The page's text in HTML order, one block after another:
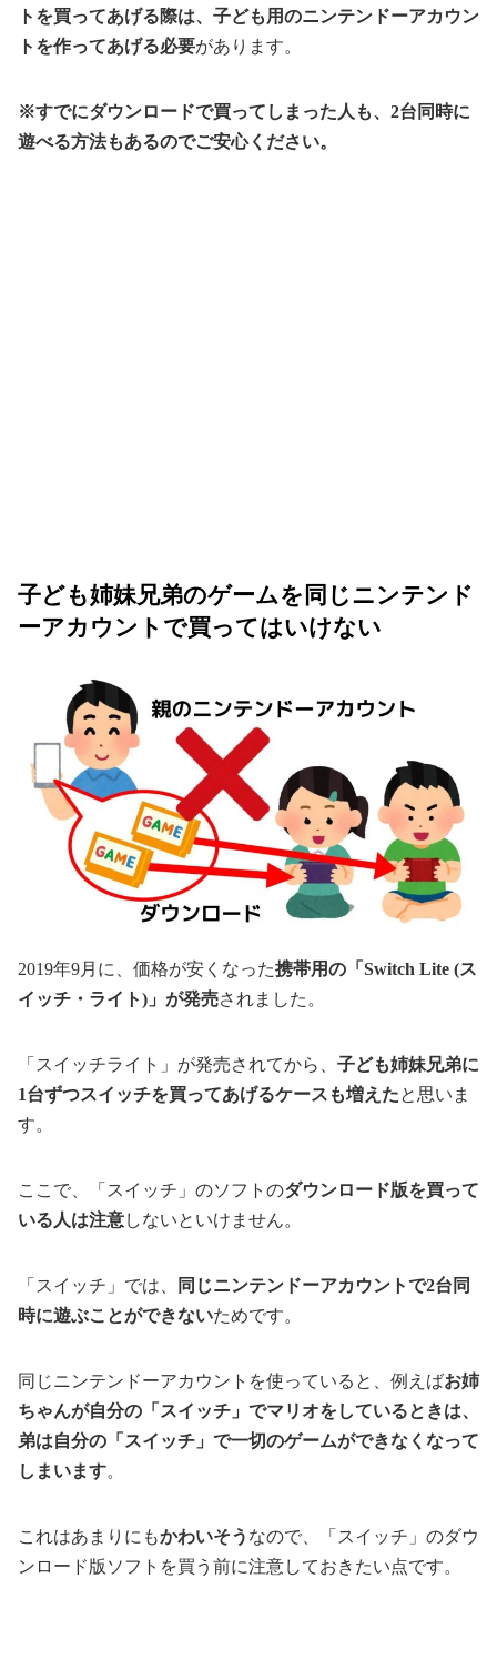
トを買ってあげる際は、子ども用のニンテンドーアカウン
トを作ってあげる必要があります。
※すでにダウンロードで買ってしまった人も、2台同時に
遊べる方法もあるのでご安心ください。
子ども姉妹兄弟のゲームを同じニンテンド
ーアカウントで買ってはいけない
2019年9月に、価格が安くなった携帯用の「Switch Lite (ス
イッチ・ライト)」が発売されました。
「スイッチライト」が発売されてから、 子ども姉妹兄弟に
1台ずつスイッチを買ってあげるケースも増えたと思いま
す。
ここで、「スイッチ」のソフトのダウンロード版を買って
いる人は注意しないといけません。
「スイッチ」では、
同じニンテンドーアカウントで2台同
時に遊ぶことができないためです。
同じニンテンドーアカウントを使っていると、例えばお姉
ちゃんが自分の「スイッチ」でマリオをしているときは、
弟は自分の「スイッチ」で一切のゲームができなくなって
しまいます。
これはあまりにもかわいそう なので、「スイッチ」のダウ
ンロード版ソフトを買う前に注意しておきたい点です。